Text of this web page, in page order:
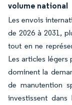
volume national
Les envois
de 2026 à 2031,
tout en ne
Les articles légers
dominent la
de manutention
investissent dans